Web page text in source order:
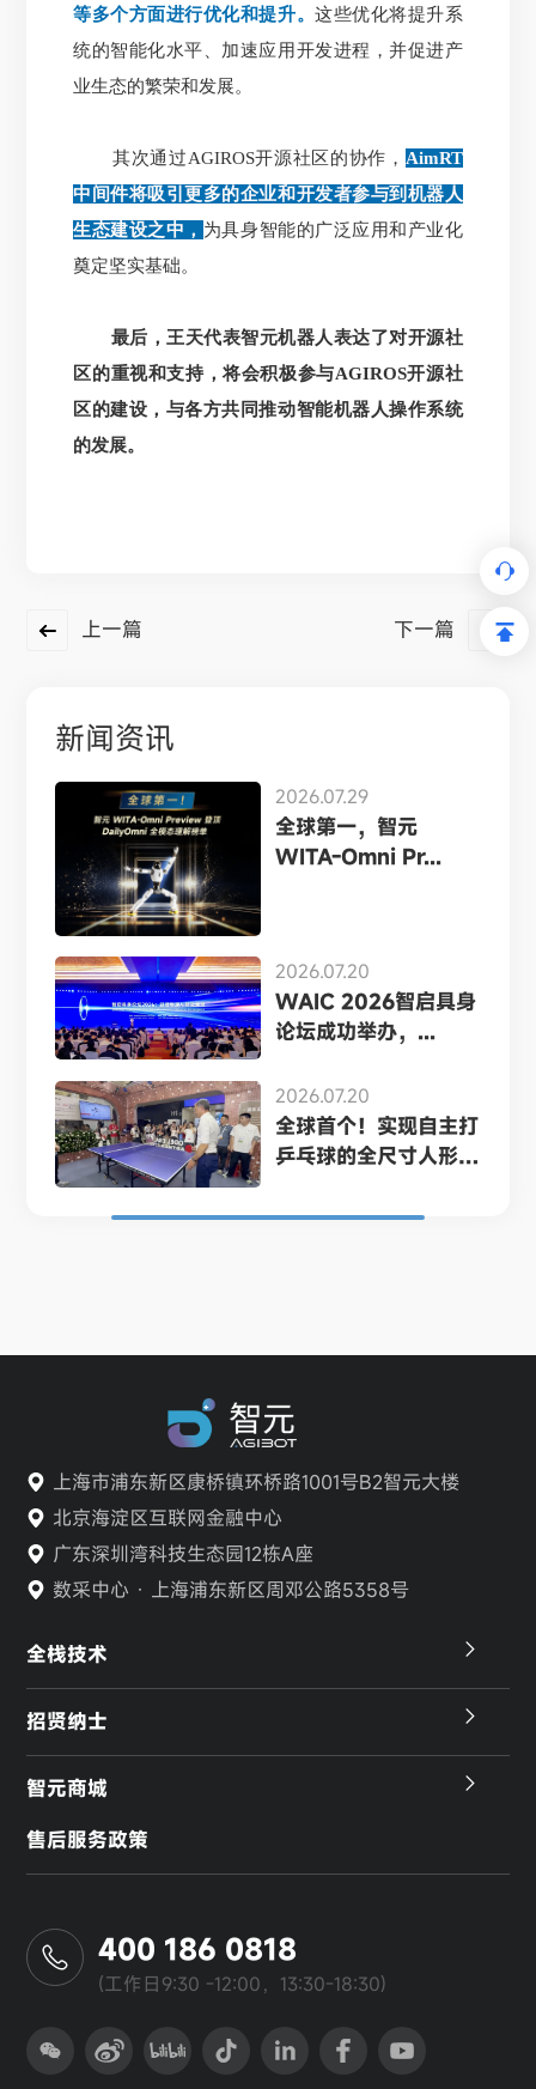
等多个方面进行优化和提升。这些优化将提升系
统的智能化水平、加速应用开发进程，并促进产
业生态的繁荣和发展。
其次通过AGIROS开源社区的协作， AimRT
中间件将吸引更多的企业和开发者参与到机器人
生态建设之中， 为具身智能的广泛应用和产业化
奠定坚实基础。
最后，王天代表智元机器人表达了对开源社
区的重视和支持，将会积极参与AGIROS开源社
区的建设，与各方共同推动智能机器人操作系统
的发展。
上一篇 下一篇
新闻资讯
2026.07.29
全球第一，智元
WITA-Omni Pr...
2026.07.20
WAIC 2026智启具身
论坛成功举办，...
2026.07.20
全球首个！实现自主打
乒乓球的全尺寸人形
上海市浦东新区康桥镇环桥路1001号B2智元大楼
北京海淀区互联网金融中心
广东深圳湾科技生态园12栋A座
数采中心 · 上海浦东新区周邓公路5358号
全栈技术
智元商城
售后服务政策
招贤纳士
400 186 0818
(工作日9:30 -12:00，13:30-18:30)